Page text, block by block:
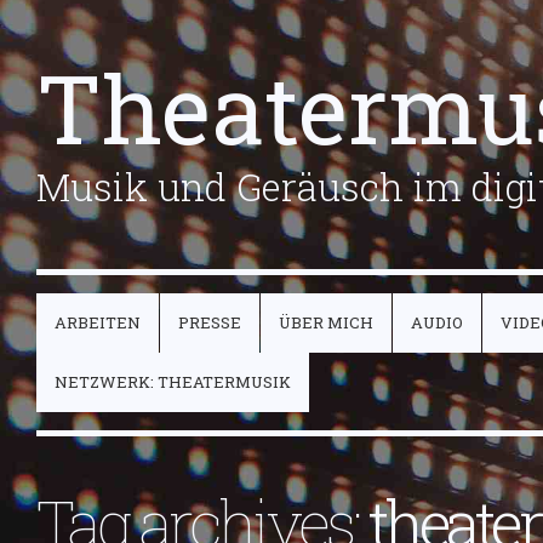
Musik und Geräusch im
ARBEITEN PRESSE ÜBER MICH AUDIO
NETZWERK: THEATERMUSIK
Tag archives: